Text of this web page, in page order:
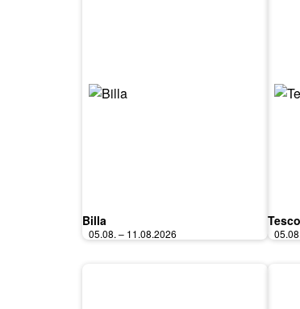
Billa
05.08. – 11.08.2026
Tesco